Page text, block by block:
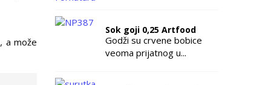
a može
Sok goji 0,25 Artfood
Godži su crvene bobice
veoma prijatnog u...